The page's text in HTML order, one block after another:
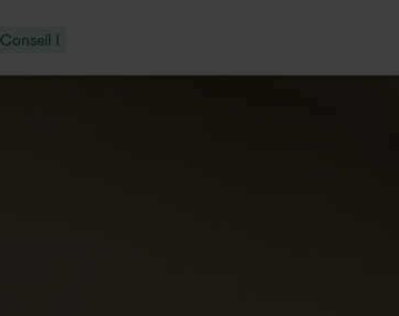
Conseil !